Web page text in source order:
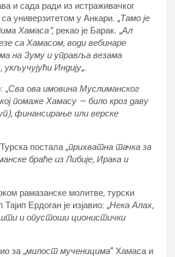
и сада ради из истраживачког
универзитетом у Анкари. „Тамо је
Хамаса“, рекао је Барак. „Ал
са Хамасом, води вебинаре
на Зуму и управља везама
Индију„.
„Сва ова имовина Муслиманског
помаже Хамасу — било кроз даву
финансирање или верске
постала „прихватна тачка за
браће из Либије, Ирака и
рамазанске молитве, турски
Ердоган је изјавио: „Нека Алах,
и опустоши ционистички
за „милост мученицима“ Хамаса и